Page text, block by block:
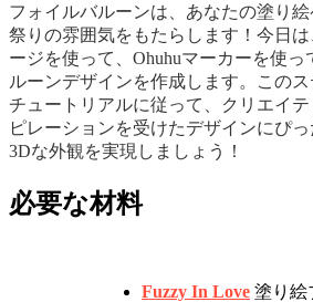
フォイルバルーンは、あなたの塗り
祭りの雰囲気をもたらします！今日は
ージを使って、Ohuhuマーカーを使
ルーンデザインを作成します。この
チュートリアルに従って、クリエイ
ピレーションを受けたデザインにぴ
3Dな外観を実現しましょう！
必要な材料
Fuzzy In Love 塗り絵